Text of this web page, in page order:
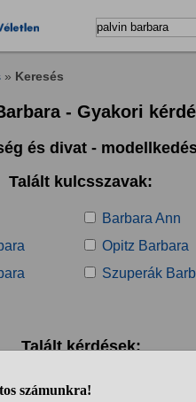
» Keresés
- Gyakori
és divat -
Talált kulcsszavak:
Barbara Ann
Opitz Barbara
Szuperák
Talált kérdések:
1 2 3 4